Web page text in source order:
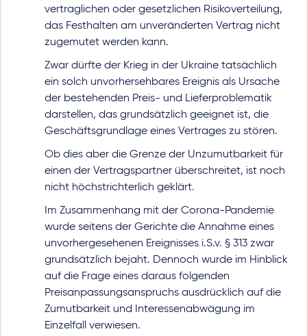
vertraglichen oder gesetzlichen Risikoverteilung,
das Festhalten am unveränderten Vertrag nicht
zugemutet werden kann.
Zwar dürfte der Krieg in der Ukraine tatsächlich
ein solch unvorhersehbares Ereignis als Ursache
der bestehenden Preis- und Lieferproblematik
darstellen, das grundsätzlich geeignet ist, die
Geschäftsgrundlage eines Vertrages zu stören.
Ob dies aber die Grenze der Unzumutbarkeit für
einen der Vertragspartner überschreitet, ist noch
nicht höchstrichterlich geklärt.
Im Zusammenhang mit der Corona-Pandemie
wurde seitens der Gerichte die Annahme eines
unvorhergesehenen Ereignisses i.S.v. § 313 zwar
grundsätzlich bejaht. Dennoch wurde im Hinblick
auf die Frage eines daraus folgenden
Preisanpassungsanspruchs ausdrücklich auf die
Zumutbarkeit und Interessenabwägung im
Einzelfall verwiesen.